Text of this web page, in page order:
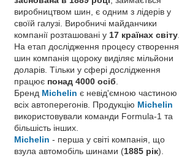
виробництвом шин, є одним з лідерів у
своїй галузі. Виробничі майданчики
компанії розташовані у 17 країнах світу
На етап дослідження процесу створення
шин компанія щороку виділяє мільйони
доларів. Тільки у сфері дослідження
працює понад 4000 осіб
Бренд Michelin є невід'ємною частиною
всіх автоперегонів. Продукцію Michelin
використовували команди Formula-1 та
більшість інших.
Michelin - перша у світі компанія, що
взула автомобіль шинами (1885 рік).